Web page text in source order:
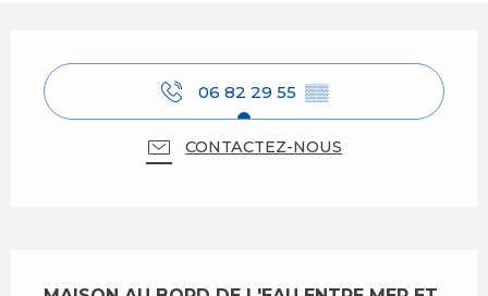
06 82 29 55 ▒▒
CONTACTEZ-NOUS